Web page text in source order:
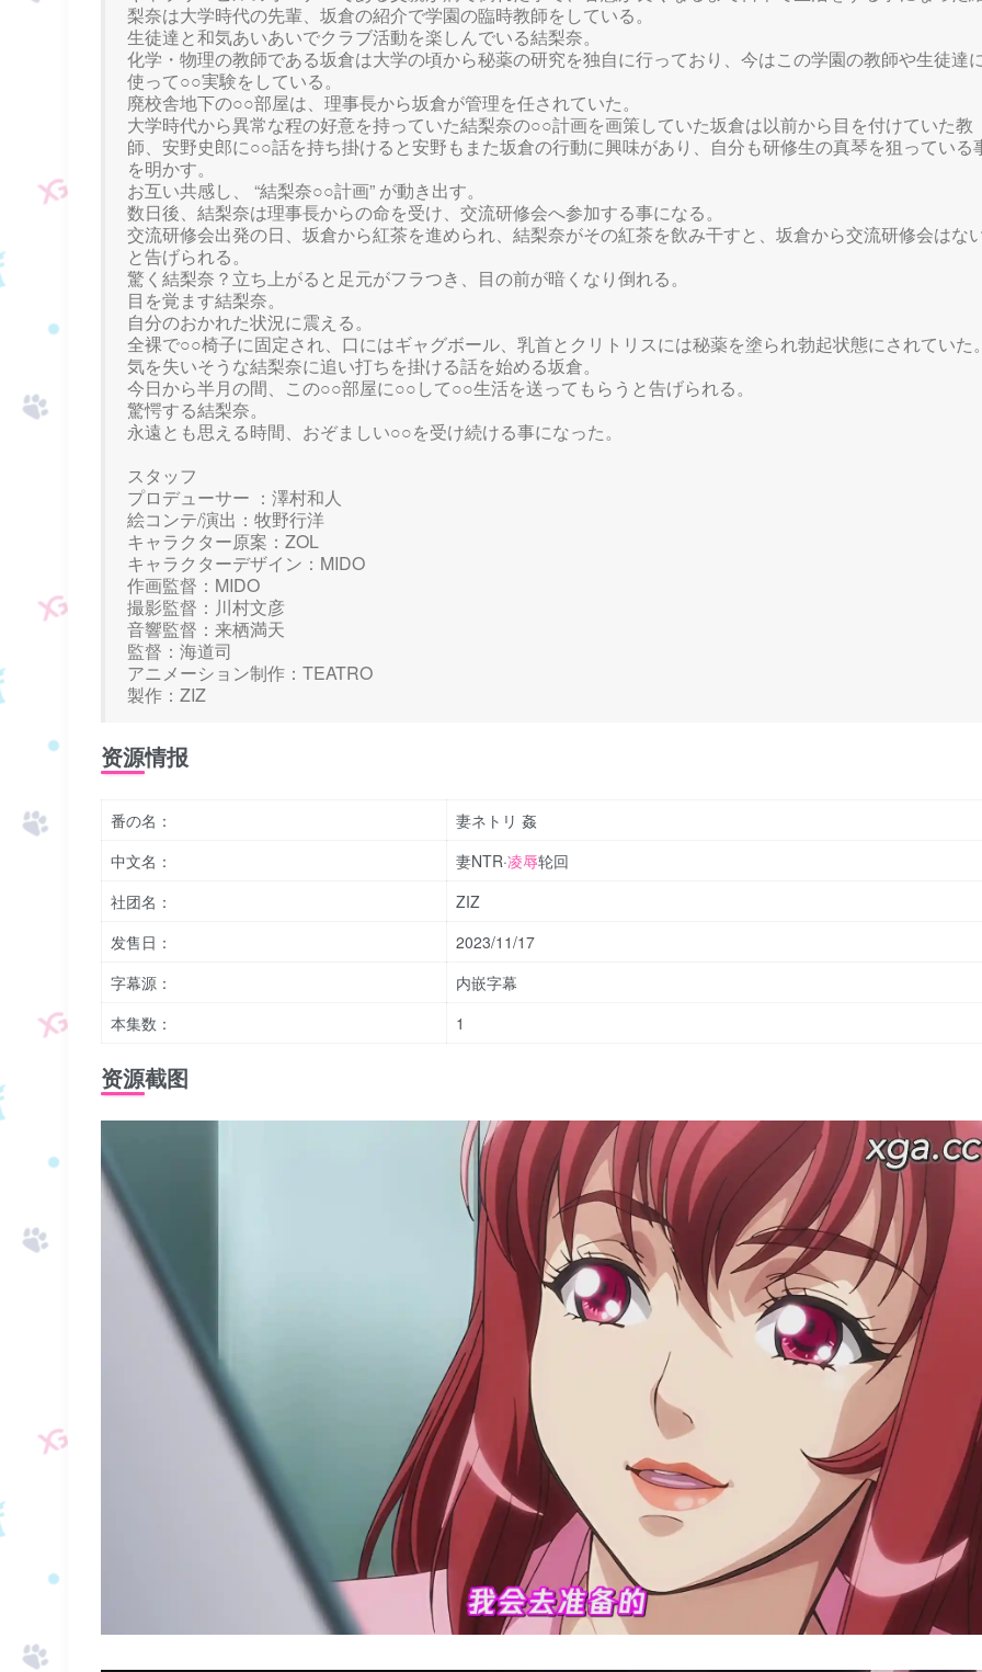
梨奈は大学時代の先輩、坂倉の紹介で学園の臨時教師をしている。
生徒達と和気あいあいでクラブ活動を楽しんでいる結梨奈。
化学・物理の教師である坂倉は大学の頃から秘薬の研究を独自に行っており、今はこの学園の教師や生徒達
使って○○実験をしている。
廃校舎地下の○○部屋は、理事長から坂倉が管理を任されていた。
大学時代から異常な程の好意を持っていた結梨奈の○○計画を画策していた坂倉は以前から目を付けていた教
師、安野史郎に○○話を持ち掛けると安野もまた坂倉の行動に興味があり、自分も研修生の真琴を狙っている
を明かす。
お互い共感し、 “結梨奈○○計画” が動き出す。
数日後、結梨奈は理事長からの命を受け、交流研修会へ参加する事になる。
交流研修会出発の日、坂倉から紅茶を進められ、結梨奈がその紅茶を飲み干すと、坂倉から交流研修会はな
と告げられる。
驚く結梨奈？立ち上がると足元がフラつき、目の前が暗くなり倒れる。
目を覚ます結梨奈。
自分のおかれた状況に震える。
全裸で○○椅子に固定され、口にはギャグボール、乳首とクリトリスには秘薬を塗られ勃起状態にされていた
気を失いそうな結梨奈に追い打ちを掛ける話を始める坂倉。
今日から半月の間、この○○部屋に○○して○○生活を送ってもらうと告げられる。
驚愕する結梨奈。
永遠とも思える時間、おぞましい○○を受け続ける事になった。
スタッフ
プロデューサー ：澤村和人
絵コンテ/演出：牧野行洋
キャラクター原案：ZOL
キャラクターデザイン：MIDO
作画監督：MIDO
撮影監督：川村文彦
音響監督：来栖満天
監督：海道司
アニメーション制作：TEATRO
製作：ZIZ
资源情报
番の名：
妻ネトリ 姦
中文名：
妻NTR·凌辱轮回
社团名：
ZIZ
发售日：
2023/11/17
字幕源：
内嵌字幕
本集数：
1
资源截图